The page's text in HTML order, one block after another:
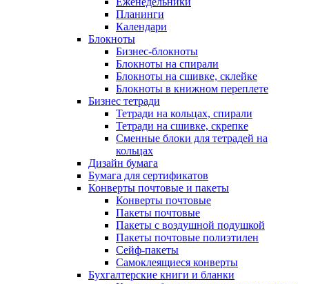
Планинги
Календари
Блокноты
Бизнес-блокноты
Блокноты на спирали
Блокноты на сшивке, склейке
Блокноты в книжном переплете
Бизнес тетради
Тетради на кольцах, спирали
Тетради на сшивке, скрепке
Сменные блоки для тетрадей на
кольцах
Дизайн бумага
Бумага для сертификатов
Конверты почтовые и пакеты
Конверты почтовые
Пакеты почтовые
Пакеты с воздушной подушкой
Пакеты почтовые полиэтилен
Сейф-пакеты
Самоклеящиеся конверты
Бухгалтерские книги и бланки